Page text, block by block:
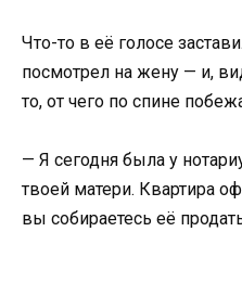
Что-то в её голосе
посмотрел на жену — и,
то, от чего по спине
— Я сегодня была у
твоей матери. Квартира
вы собираетесь её